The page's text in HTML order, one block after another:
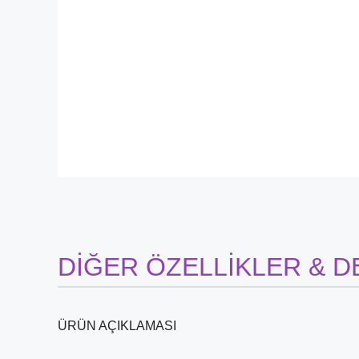
DİĞER ÖZELLİKLER &
ÜRÜN AÇIKLAMASI